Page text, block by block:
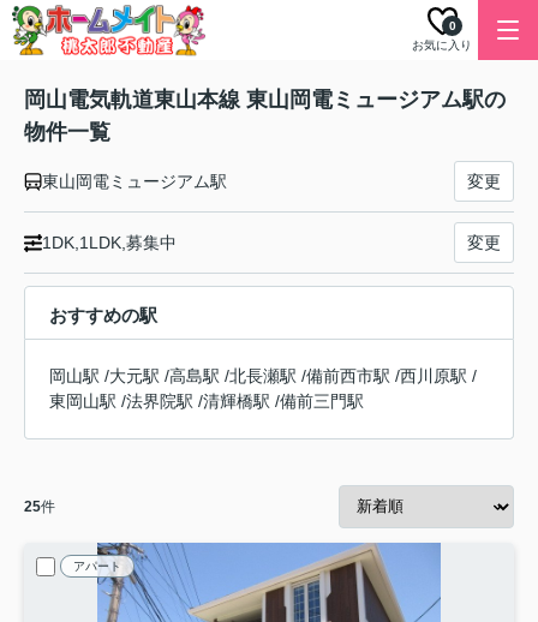
お気に入り
0
岡山電気軌道東山本線 東山岡電ミュージアム駅の
物件一覧
東山岡電ミュージアム駅 変更
1DK,1LDK,募集中 変更
おすすめの駅
岡山駅 /大元駅 /高島駅 /北長瀬駅 /備前西市駅 /西川原駅 /
東岡山駅 /法界院駅 /清輝橋駅 /備前三門駅
25件
アパート